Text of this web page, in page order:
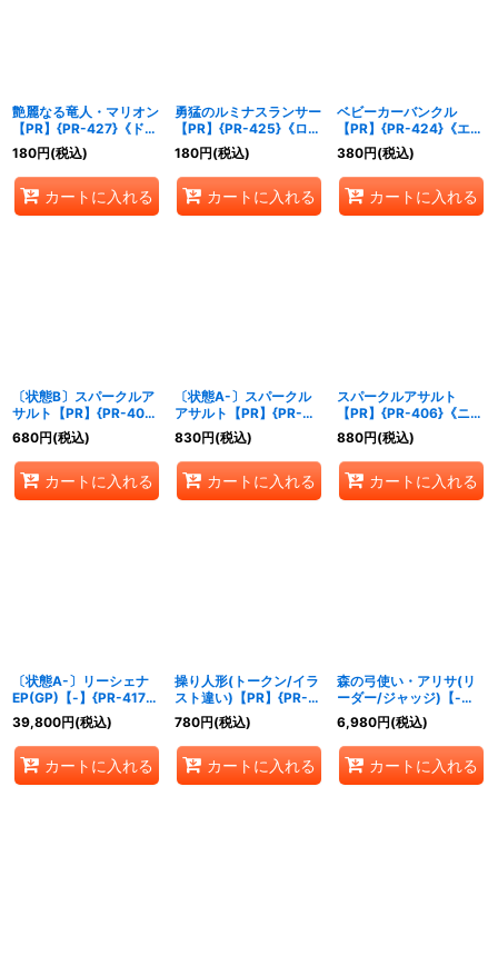
艶麗なる竜人・マリオン
【PR】{PR-427}《ドラ
ゴン》
180円(税込)
カートに入れる
勇猛のルミナスランサー
【PR】{PR-425}《ロイ
ヤル》
180円(税込)
カートに入れる
ベビーカーバンクル
【PR】{PR-424}《エル
フ》
380円(税込)
カートに入れる
〔状態B〕スパークルア
サルト【PR】{PR-406}
《ニュートラル》
680円(税込)
カートに入れる
〔状態A-〕スパークル
アサルト【PR】{PR-
406}《ニュートラル》
830円(税込)
カートに入れる
スパークルアサルト
【PR】{PR-406}《ニュ
ートラル》
880円(税込)
カートに入れる
〔状態A-〕リーシェナ
EP(GP)【-】{PR-417}
《-》
39,800円(税込)
カートに入れる
操り人形(トークン/イラ
スト違い)【PR】{PR-
400}《ニュートラル》
780円(税込)
カートに入れる
森の弓使い・アリサ(リ
ーダー/ジャッジ)【-】
{PR-405}《エルフ》
6,980円(税込)
カートに入れる